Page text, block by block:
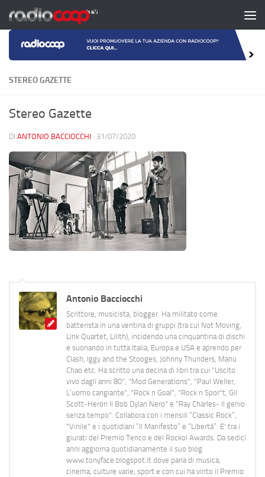
Salta al contenuto
STEREO GAZETTE
Stereo Gazette
DI ANTONIO BACCIOCCHI · 31/07/2020
Antonio Bacciocchi
Scrittore, musicista, blogger. Ha militato come
batterista in una ventina di gruppi (tra cui Not Moving,
Link Quartet, Lilith), incidendo una cinquantina di dischi
e suonando in tutta Italia, Europa e USA e aprendo per
Clash, Iggy and the Stooges, Johnny Thunders, Manu
Chao etc. Ha scritto una decina di libri tra cui "Uscito
vivo dagli anni 80", "Mod Generations", "Paul Weller,
L’uomo cangiante", "Rock n Goal", "Rock n Spor"t, Gil
Scott-Heron Il Bob Dylan Nero" e "Ray Charles- Il genio
senza tempo". Collabora con i mensili “Classic Rock”,
"Vinile" e i quotidiani “Il Manifesto” e “Libertà”. E' tra i
giurati del Premio Tenco e del Rockol Awards. Da sedici
anni aggiorna quotidianamente il suo blog
www.tonyface.blogspot.it dove parla di musica,
cinema, culture varie, sport e con cui ha vinto il Premio